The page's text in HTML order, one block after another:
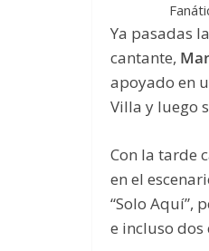
Ya pasadas
cantante,
apoyado en
Villa y luego
Con la tarde
en el
“Solo Aquí”,
e incluso dos